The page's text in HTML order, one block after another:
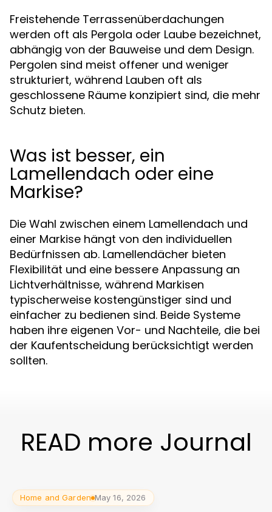
Freistehende Terrassenüberdachungen
werden oft als Pergola oder Laube bezeichnet,
abhängig von der Bauweise und dem Design.
Pergolen sind meist offener und weniger
strukturiert, während Lauben oft als
geschlossene Räume konzipiert sind, die mehr
Schutz bieten.
Was ist besser, ein
Lamellendach oder eine
Markise?
Die Wahl zwischen einem Lamellendach und
einer Markise hängt von den individuellen
Bedürfnissen ab. Lamellendächer bieten
Flexibilität und eine bessere Anpassung an
Lichtverhältnisse, während Markisen
typischerweise kostengünstiger sind und
einfacher zu bedienen sind. Beide Systeme
haben ihre eigenen Vor- und Nachteile, die bei
der Kaufentscheidung berücksichtigt werden
sollten.
READ more Journal
Home and Garden May 16, 2026